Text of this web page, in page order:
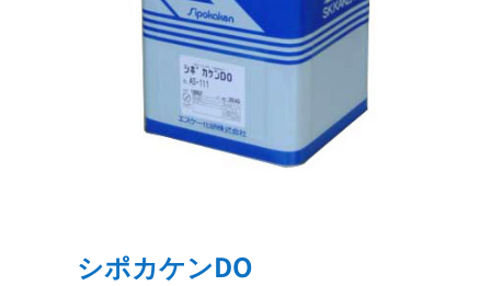
シポカケンDO